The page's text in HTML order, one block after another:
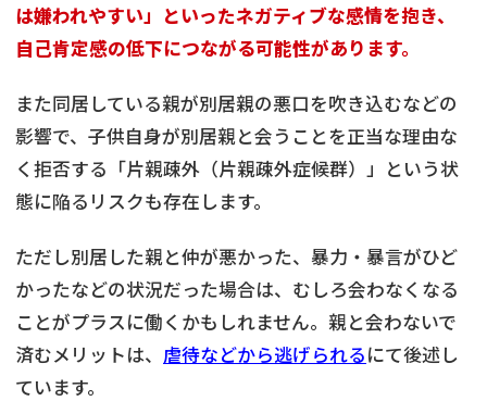
は嫌われやすい」といったネガティブな感情を抱き、
自己肯定感の低下につながる可能性があります。
また同居している親が別居親の悪口を吹き込むなどの
影響で、子供自身が別居親と会うことを正当な理由な
く拒否する「片親疎外（片親疎外症候群）」という状
態に陥るリスクも存在します。
ただし別居した親と仲が悪かった、暴力・暴言がひど
かったなどの状況だった場合は、むしろ会わなくなる
ことがプラスに働くかもしれません。親と会わないで
済むメリットは、 虐待などから逃げられるにて後述し
ています。